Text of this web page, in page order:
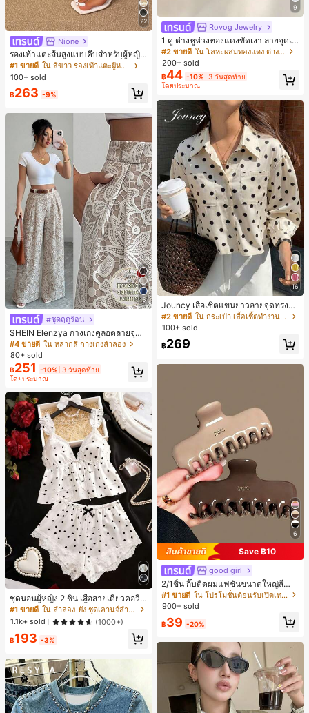
22
Nione
รองเท้าแตะส้นสูงแบบคีบสำหรับผู้หญิง
สไตล์คลาสสิก สีบล็อก สไตล์แฟรี่ฤดูร้อ
น ส้นเข็ม รองเท้าแตะแบบคีบ รองเท้าแ
ตะชายหาดแฟชั่นสายไขว้ รองเท้าผู้ห
ญิง สำหรับออฟฟิศ บ้าน กลางแจ้ง ดีไซ
น์หัวเหลี่ยม ชิคและหรูหรา สำหรับเดทไ
นท์
#1 ขายดี
ใน สีขาว รองเท้าแตะผู้หญิง
100+ sold
฿263 -9%
5
#ชุดฤดูร้อน
SHEIN Elenzya กางเกงคูลอตลายจุดเ
อวสูงแบบใหม่สำหรับฤดูใบไม้ผลิ/ฤดูร้อ
น, สไตล์หรูหราเหมาะสำหรับใส่ในชีวิต
ประจำวันและทำงาน, ให้ความรู้สึกวินเ
ทจสำหรับฤดูรับปริญญา, เทศกาลดนตร
ี, การแข่งม้าดาร์บี้, วันประกาศอิสรภาพ
#4 ขายดี ใน หลากสี กางเกงลำลอง
80+ sold
฿251 -10% 3 วันสุดท้าย
โดยประมาณ
ชุดนอนผู้หญิง 2 ชิ้น เสื้อสายเดี่ยวคอวีลู
กไม้ พร้อมกางเกงขาสั้นแต่งลูกไม้ แต่ง
โบว์ที่เอว ชุดลำลองผู้หญิงนุ่มสบายน่ารั
ก สไตล์เอสเธติก
#1 ขายดี
ใน ลำลอง-ยัง ชุดเลานจ์สำหรับผู้หญิง
1.1k+ sold
(1000+)
฿193 -3%
9
Rovog Jewelry
1 คู่ ต่างหูห่วงทองแดงขัดเงา ลายจุดเร
ขาคณิตสไตล์มินิมอล เหมาะสำหรับสว
มใส่ประจำวันแบบสบายๆ สำหรับผู้หญิง
#2 ขายดี
ใน โลหะผสมทองแดง ต่างหูผู้หญิง
200+ sold
฿44 -10% 3 วันสุดท้าย
โดยประมาณ
16
Jouncy เสื้อเชิ้ตแขนยาวลายจุดทรงหล
วมสำหรับผู้หญิง
#2 ขายดี
ใน กระเป๋า เสื้อเชิ้ตทำงานมีกระเป๋า
100+ sold
฿269
6
Save ฿10
good girl
2/1ชิ้น กิ๊บติดผมแฟชั่นขนาดใหญ่สีน้ำ
ตาลชานมสำหรับผู้หญิง เหมาะสำหรับก
ารอาบน้ำ ล้างหน้า และจัดแต่งทรงผม
#1 ขายดี
ใน โปรโมชั่นต้อนรับเปิดเทอม เครื่องประดับผมผู้หญิง
900+ sold
฿39 -20%